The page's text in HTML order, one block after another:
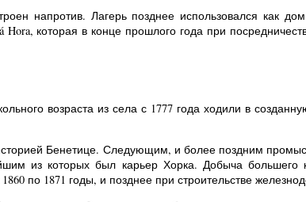
напротив. Лагерь позднее использовался как
которая в конце прошлого года при
возраста из села с 1777 года ходили в
Бенетице. Следующим, и более поздним
из которых был карьер Хорка. Добыча большего
по 1871 годы, и позднее при строительстве